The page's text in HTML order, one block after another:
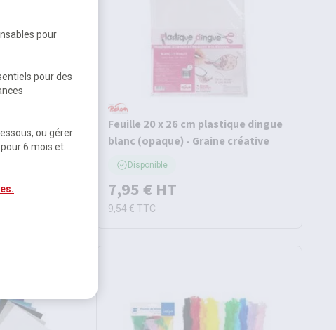
- Graine
Feuille 20 x 26 cm plastique dingue
blanc (opaque) - Graine créative
Disponible
7,95 € HT
9,54 € TTC
pour
pour des
ou gérer
6 mois et